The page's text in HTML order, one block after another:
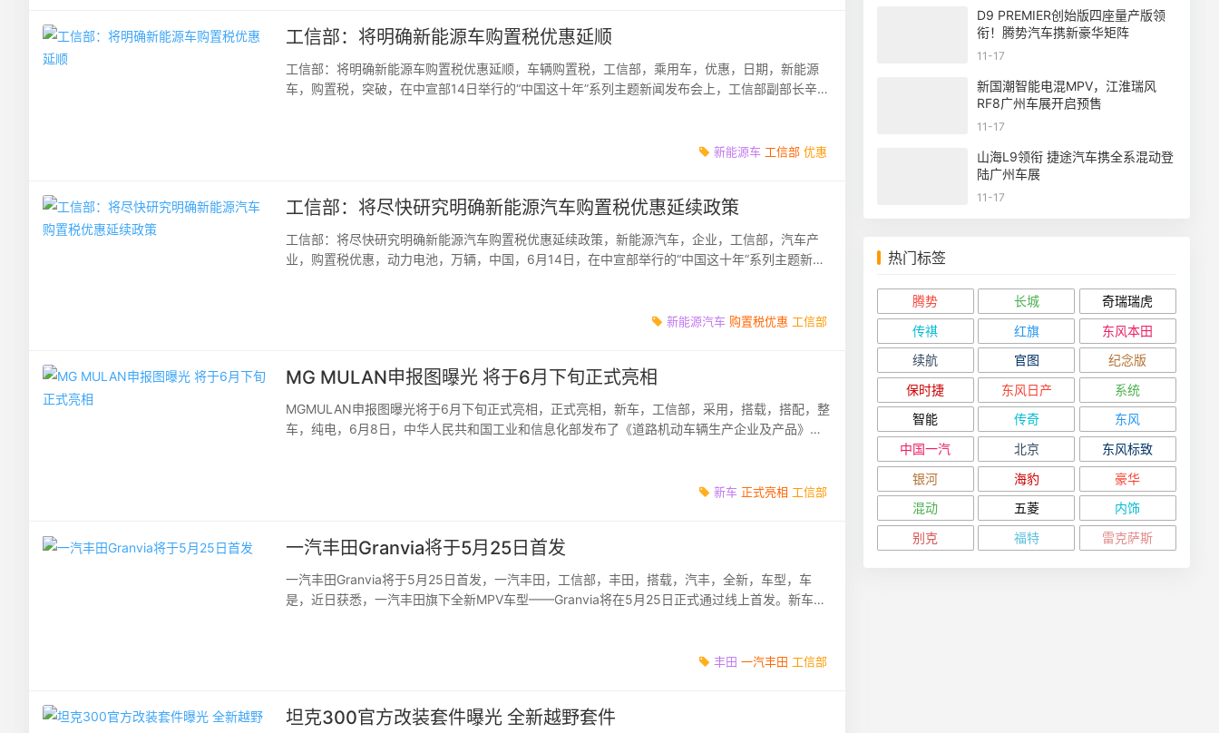
工信部：将明确新能源车购置税优惠延顺
工信部：将明确新能源车购置税优惠延顺，车辆购置税，工信部，乘用车，优惠，日期，新能源
车，购置税，突破，在中宣部14日举行的“中国这十年”系列主题新闻发布会上，工信部副部长辛国
新能源车 工信部 优惠
工信部：将尽快研究明确新能源汽车购置税优惠延续政策
工信部：将尽快研究明确新能源汽车购置税优惠延续政策，新能源汽车，企业，工信部，汽车产
业，购置税优惠，动力电池，万辆，中国，6月14日，在中宣部举行的“中国这十年”系列主题新闻
新能源汽车 购置税优惠 工信部
MG MULAN申报图曝光 将于6月下旬正式亮相
MGMULAN申报图曝光将于6月下旬正式亮相，正式亮相，新车，工信部，采用，搭载，搭配，整
车，纯电，6月8日，中华人民共和国工业和信息化部发布了《道路机动车辆生产企业及产品》
新车 正式亮相 工信部
一汽丰田Granvia将于5月25日首发
一汽丰田Granvia将于5月25日首发，一汽丰田，工信部，丰田，搭载，汽丰，全新，车型，车
是，近日获悉，一汽丰田旗下全新MPV车型——Granvia将在5月25日正式通过线上首发。新车是
丰田 一汽丰田 工信部
坦克300官方改装套件曝光 全新越野套件
D9 PREMIER创始版四座量产版领
衔！腾势汽车携新豪华矩阵
11-17
新国潮智能电混MPV，江淮瑞风
RF8广州车展开启预售
11-17
山海L9领衔 捷途汽车携全系混动登
陆广州车展
11-17
热门标签
腾势 长城
奇瑞瑞虎
传祺
红旗
东风本田
续航
官图
纪念版
保时捷
东风日产
系统
智能
传奇
东风
中国一汽
北京
东风标致
银河
海豹
豪华
混动
五菱
内饰
别克
福特 雷克萨斯